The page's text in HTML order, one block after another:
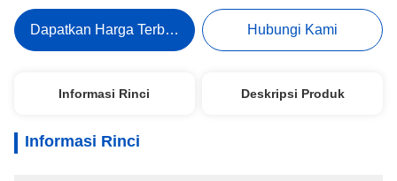
Dapatkan Harga Terbaik Hubungi Kami
Informasi Rinci Deskripsi Produk
Informasi Rinci